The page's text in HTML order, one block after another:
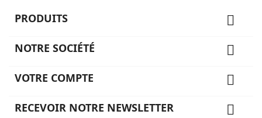
PRODUITS 
NOTRE SOCIÉTÉ 
VOTRE COMPTE 
RECEVOIR NOTRE NEWSLETTER 